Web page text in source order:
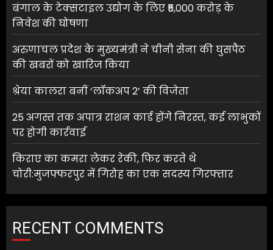
बंगाल के टेक्सटाइल उद्योग के लिए ₹5,000 करोड़ के
निवेश की घोषणा
अरुणाचल प्रदेश के मुख्यमंत्री ने चीनी सेना की घुसपैठ
की खबरों को खारिज किया
श्रेया कालरा बनीं ‘लॉकअप 2’ की विजेता
25 अगस्त तक अपात्र राशन कार्ड होंगे निरस्त, कई लाभुकों
पर होगी कार्रवाई
किराए का कमरा लेकर रेकी, फिर करते थे
चोरी:मुजफ्फरपुर में गिरोह का एक सदस्य गिरफ्तार
RECENT COMMENTS